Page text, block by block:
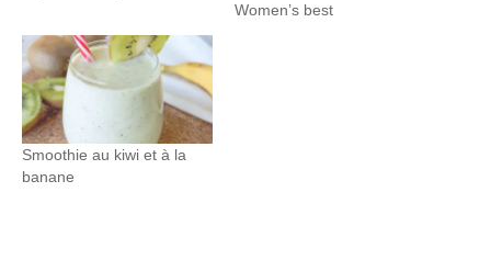
Women’s best
Smoothie au kiwi et à la
banane